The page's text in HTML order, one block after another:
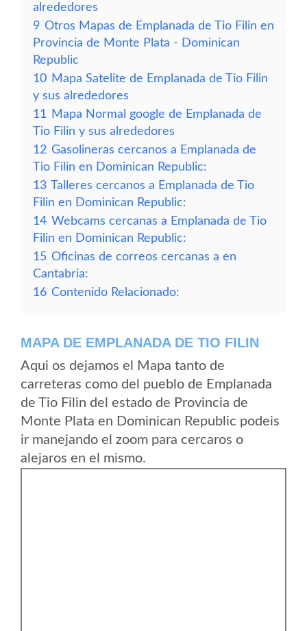
alrededores
9 Otros Mapas de Emplanada de Tio Filin en
Provincia de Monte Plata - Dominican
Republic
10 Mapa Satelite de Emplanada de Tio Filin
y sus alrededores
11
Mapa Normal google de Emplanada de
Tio Filin y sus alrededores
12 Gasolineras cercanos a Emplanada de
Tio Filin en Dominican Republic:
13 Talleres cercanos a Emplanada de Tio
Filin en Dominican Republic:
14 Webcams cercanas a Emplanada de Tio
Filin en Dominican Republic:
15 Oficinas de correos cercanas a en
Cantabria:
16 Contenido Relacionado:
MAPA DE EMPLANADA DE TIO FILIN
Aqui os dejamos el Mapa tanto de
carreteras como del pueblo de Emplanada
de Tio Filin del estado de Provincia de
Monte Plata en Dominican Republic podeis
ir manejando el zoom para cercaros o
alejaros en el mismo.